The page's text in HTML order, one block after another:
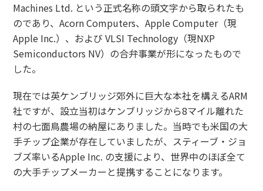
Machines Ltd. という正式名称の頭文字から取られたも
のであり、Acorn Computers、Apple Computer（現
Apple Inc.）、および VLSI Technology（現NXP
Semiconductors NV）の合弁事業が形になったもので
した。
現在では英ケンブリッジ郊外に巨大な本社を構えるARM
社ですが、設立当初はケンブリッジから8マイル離れた
村の七面鳥農場の納屋にありました。当時でも米国の大
手チップ企業が存在していましたが、スティーブ・ジョ
ブズ率いるApple Inc. の支援により、世界中のほぼ全て
の大手チップメーカーと提携することになります。